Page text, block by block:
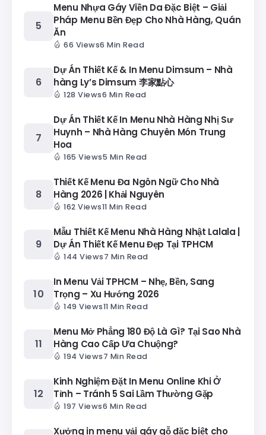
Menu Nhựa Gáy Viền Da Đặc Biệt – Giải
Pháp Menu Bền Đẹp Cho Nhà Hàng, Quán
Ăn
66 Views6 Min Read
Dự Án Thiết Kế & In Menu Dimsum – Nhà
hàng Ly’s Dimsum 李家點心
128 Views6 Min Read
Dự Án Thiết Kế In Menu Nhà Hàng Nhị Sư
Huynh – Nhà Hàng Chuyên Món Trung
Hoa
165 Views5 Min Read
Thiết Kế Menu Đa Ngôn Ngữ Cho Nhà
Hàng 2026 | Khải Nguyên
162 Views11 Min Read
Mẫu Thiết Kế Menu Nhà Hàng Nhật Lalala |
Dự Án Thiết Kế Menu Đẹp Tại TPHCM
144 Views7 Min Read
In Menu Vải TPHCM – Nhẹ, Bền, Sang
Trọng – Xu Hướng 2026
149 Views11 Min Read
Menu Mở Phẳng 180 Độ Là Gì? Tại Sao Nhà
Hàng Cao Cấp Ưa Chuộng?
194 Views7 Min Read
Kinh Nghiệm Đặt In Menu Online Khi Ở
Tỉnh – Tránh 5 Sai Lầm Thường Gặp
197 Views6 Min Read
Xưởng in menu vải gáy gỗ đặc biệt cho